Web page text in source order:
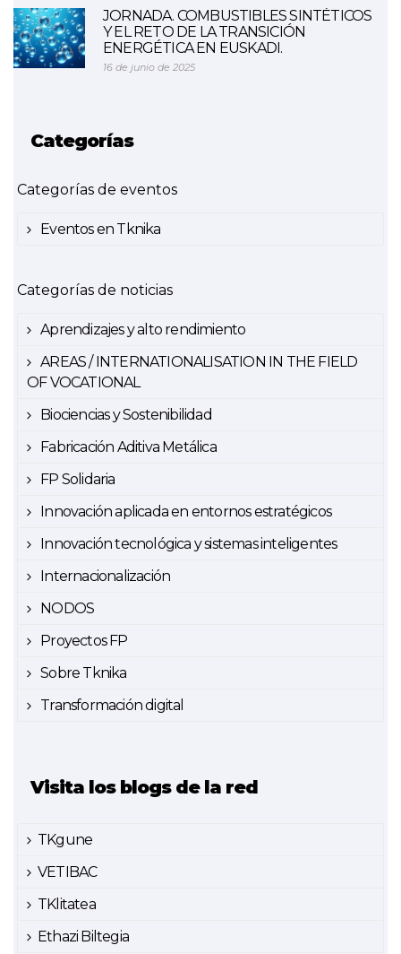
JORNADA. COMBUSTIBLES SINTÉTICOS
Y EL RETO DE LA TRANSICIÓN
ENERGÉTICA EN EUSKADI.
16 de junio de 2025
Categorías
Categorías de eventos
Eventos en Tknika
Categorías de noticias
Aprendizajes y alto rendimiento
AREAS / INTERNATIONALISATION IN THE FIELD
OF VOCATIONAL
Biociencias y Sostenibilidad
Fabricación Aditiva Metálica
FP Solidaria
Innovación aplicada en entornos estratégicos
Innovación tecnológica y sistemas inteligentes
Internacionalización
NODOS
Proyectos FP
Sobre Tknika
Transformación digital
Visita los blogs de la red
TKgune
VETIBAC
TKlitatea
Ethazi Biltegia